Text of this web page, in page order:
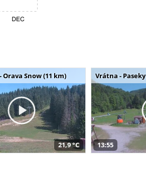
Orava Snow (11 km)
21,9 °C
Vrátna -
13:55